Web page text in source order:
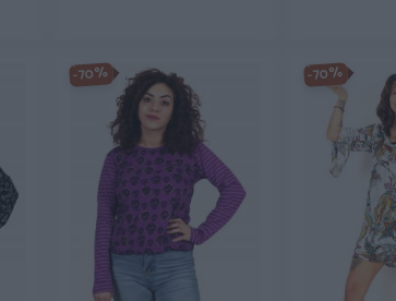
-70% -70%